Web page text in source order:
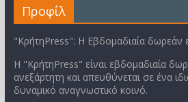
Προφίλ
"ΚρήτηPress": Η Εβδομαδιαία δωρεάν
Η "ΚρήτηPress" είναι εβδομαδιαία
ανεξάρτητη και απευθύνεται σε ένα
δυναμικό αναγνωστικό κοινό.